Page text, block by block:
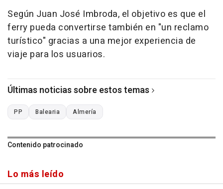
Según Juan José Imbroda, el objetivo es que el
ferry pueda convertirse también en "un reclamo
turístico" gracias a una mejor experiencia de
viaje para los usuarios.
Últimas noticias sobre estos temas
PP Balearia Almería
Contenido patrocinado
Lo más leído